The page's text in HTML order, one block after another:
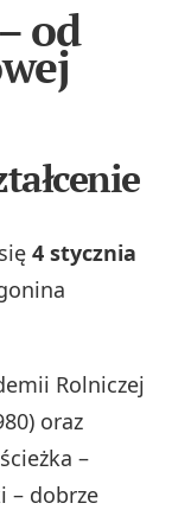
od
4 stycznia
Rolniczej
oraz
–
– dobrze